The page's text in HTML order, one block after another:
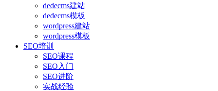
dedecms建站
dedecms模板
wordpress建站
wordpress模板
SEO培训
SEO课程
SEO入门
SEO进阶
实战经验